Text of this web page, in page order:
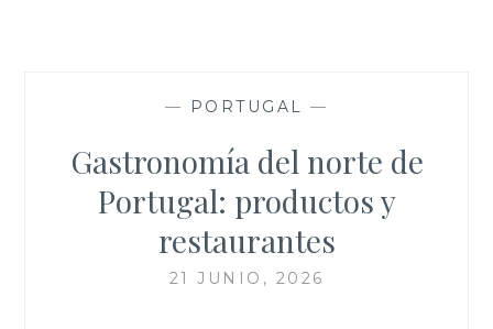
— PORTUGAL —
Gastronomía del norte de
Portugal: productos y
restaurantes
21 JUNIO, 2026